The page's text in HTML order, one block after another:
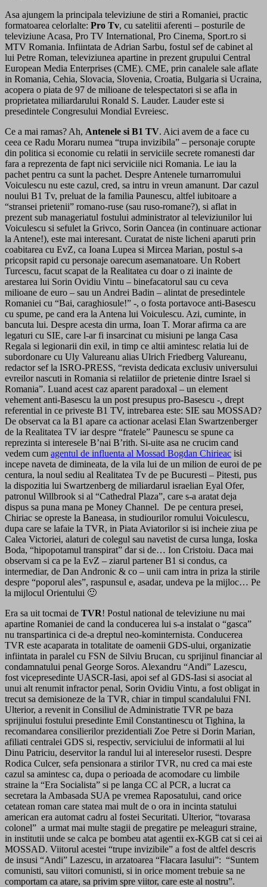
Asa ajungem la principala televiziune de stiri a Romaniei, practic
formatoarea celorlalte: Pro Tv, cu satelitii aferenti – posturile de
televiziune Acasa, Pro TV International, Pro Cinema, Sport.ro si
MTV Romania. Infiintata de Adrian Sarbu, fostul sef de cabinet al
lui Petre Roman, televiziunea apartine in prezent grupului Central
European Media Enterprises (CME). CME, prin canalele sale aflate
in Romania, Cehia, Slovacia, Slovenia, Croatia, Bulgaria si Ucraina,
acopera o piata de 97 de milioane de telespectatori si se afla in
proprietatea miliardarului Ronald S. Lauder. Lauder este si
presedintele Congresului Mondial Evreiesc.
Ce a mai ramas? Ah, Antenele si B1 TV. Aici avem de a face cu
ceea ce Radu Moraru numea “trupa invizibila” – personaje corupte
din politica si economie cu relatii in serviciile secrete romanesti dar
fara a reprezenta de fapt nici serviciile nici Romania. Le iau la
pachet pentru ca sunt la pachet. Despre Antenele turnarromului
Voiculescu nu este cazul, cred, sa intru in vreun amanunt. Dar cazul
noului B1 Tv, preluat de la familia Paunescu, altfel iubitoare a
“stransei prietenii” romano-ruse (sau ruso-romane?), si aflat in
prezent sub manageriatul fostului administrator al televiziunilor lui
Voiculescu si sefulet la Grivco, Sorin Oancea (in continuare actionar
la Antene!), este mai interesant. Curatat de niste licheni aparuti prin
coabitarea cu EvZ, ca Ioana Lupea si Mircea Marian, postul s-a
pricopsit rapid cu personaje oarecum asemanatoare. Un Robert
Turcescu, facut scapat de la Realitatea cu doar o zi inainte de
arestarea lui Sorin Ovidiu Vintu – binefacatorul sau cu ceva
milioane de euro – sau un Andrei Badin – alintat de presedintele
Romaniei cu “Bai, caraghiosule!” -, o fosta portavoce anti-Basescu
cu spume, pe cand era la Antena lui Voiculescu. Azi, cuminte, in
bancuta lui. Despre acesta din urma, Ioan T. Morar afirma ca are
legaturi cu SIE, care l-ar fi insarcinat cu misiuni pe langa Casa
Regala si legionarii din exil, in timp ce altii amintesc relatia lui de
subordonare cu Uly Valureanu alias Ulrich Friedberg Valureanu,
redactor sef la ISRO-PRESS, “revista dedicata exclusiv universului
evreilor nascuti in Romania si relatiilor de prietenie dintre Israel si
Romania”. Luand acest caz aparent paradoxal – un element
vehement anti-Basescu la un post presupus pro-Basescu -, drept
referential in ce priveste B1 TV, intrebarea este: SIE sau MOSSAD?
De observat ca la B1 apare ca actionar acelasi Elan Swartzenberger
de la Realitatea TV iar despre “fratele” Paunescu se spune ca
reprezinta si interesele B’nai B’rith. Si-uite asa ne crucim cand
vedem cum agentul de influenta al Mossad Bogdan Chirieac isi
incepe naveta de dimineata, de la vila lui de un milion de euroi de pe
centura, la noul sediu al Realitatea Tv de pe Bucuresti – Pitesti, pus
la dispozitia lui Swartzenberg de miliardarul israelian Eyal Ofer,
patronul Willbrook si al “Cathedral Plaza”, care s-a aratat deja
dispus sa puna mana pe Money Channel. De pe centura presei,
Chiriac se opreste la Baneasa, in studiourilor romului Voiculescu,
dupa care se lafaie la TVR, in Piata Aviatorilor si isi incheie ziua pe
Calea Victoriei, alaturi de colegul sau navetist de cursa lunga, Ioska
Boda, “hipopotamul transpirat” dar si de… Ion Cristoiu. Daca mai
observam si ca pe la EvZ – ziarul partener B1 si condus, ca
intermediar, de Dan Andronic & co – unii cam intra in priza la stirile
despre “poporul ales”, raspunsul e, asadar, undeva pe la mijloc… Pe
la mijlocul Orientului 🙂
Era sa uit tocmai de TVR! Postul national de televiziune nu mai
apartine Romaniei de cand la conducerea lui s-a instalat o “gasca”
nu transpartinica ci de-a dreptul neo-kominternista. Conducerea
TVR este acaparata in totalitate de oamenii GDS-ului, organizatie
infiintata in paralel cu FSN de Silviu Brucan, cu sprijinul financiar al
condamnatului penal George Soros. Alexandru “Andi” Lazescu,
fost vicepresedinte UASCR-Iasi, apoi sef al GDS-Iasi si asociat al
unui alt renumit infractor penal, Sorin Ovidiu Vintu, a fost obligat in
trecut sa demisioneze de la TVR, chiar in timpul scandalului FNI.
Ulterior, a revenit in Consiliul de Administratie TVR pe baza
sprijinului fostului presedinte Emil Constantinescu ot Tighina, la
recomandarea consilierilor prezidentiali Zoe Petre si Dorin Marian,
afiliati centralei GDS si, respectiv, serviciului de informatii al lui
Dinu Patriciu, deservitor la randul lui al intereselor rusesti. Despre
Rodica Culcer, sefa pensionara a stirilor TVR, nu cred ca mai este
cazul sa amintesc ca, dupa o perioada de acomodare cu limbile
straine la “Era Socialista” si pe langa CC al PCR, a lucrat ca
secretara la Ambasada SUA pe vremea Raposatului, cand orice
cetatean roman care statea mai mult de o ora in incinta statului
american era automat cadru al fostei Securitati. Ulterior, “tovarasa
colonel” a urmat mai multe stagii de pregatire pe meleaguri straine,
in institutii unde se calca pe bombeu atat agentii ex-KGB cat si cei ai
MOSSAD. Viitorul acestei “trupe invizibile” a fost de altfel descris
de insusi “Andi” Lazescu, in arzatoarea “Flacara Iasului”: “Suntem
comunisti, sau viitori comunisti, si in orice moment trebuie sa ne
comportam ca atare, sa privim spre viitor, care este al nostru”.